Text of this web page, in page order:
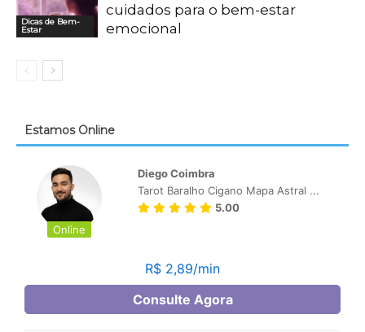
Dicas de Bem-
Estar
cuidados para o bem-estar
emocional
Estamos Online